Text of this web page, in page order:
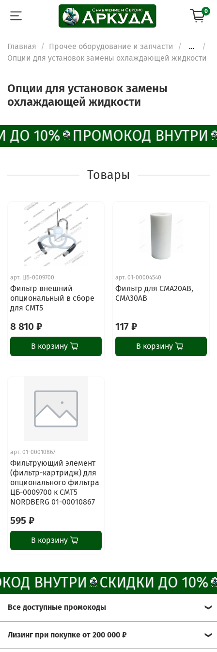
0
Главная Прочее оборудование и запчасти
...
Опции для установок замены охлаждающей жидкости
Опции для установок замены
охлаждающей жидкости
ДО 10% ПРОМОКОД ВНУТРИ
Товары
арт. ЦБ-0009700
Фильтр внешний
опциональный в сборе
для CMT5
8 810 ₽
В корзину
арт. 01-00004540
Фильтр для CMA20AB,
CMA30AB
117 ₽
В корзину
арт. 01-00010867
Фильтрующий элемент
(фильтр-картридж) для
опционального фильтра
ЦБ-0009700 к CMT5
NORDBERG 01-00010867
595 ₽
В корзину
ВНУТРИ СКИДКИ ДО 10%
Все доступные промокоды
Мы рады предложить Вам возможность
Лизинг при покупке от 200 000 ₽
ChatApp
online
Наши мессенджеры
Свяжитесь с нами через любой удобный
мессенджер!
Написать менеджеру в MAX
Отдел продаж и сервис
Позвонить
Группа Вконтакте
Канал MAX